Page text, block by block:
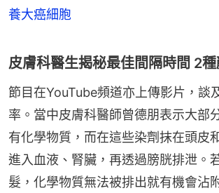
養大癌細胞
皮膚科醫生揭秘最佳間隔時間 2
節目在YouTube頻道亦上傳影片，談
率。當中皮膚科醫師曾德朋表示大部
有化學物質，而在這些染劑抹在頭皮
進入血液、腎臟，再透過膀胱排泄。
髮，化學物質無法被排出就有機會沾